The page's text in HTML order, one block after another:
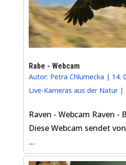
Rabe - Webcam
Autor: Petra Chlumecka | 14.
Live-Kameras aus der Natur|
Raven - Webcam Raven -
Diese Webcam sendet
...